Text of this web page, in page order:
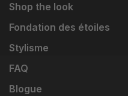
Shop the look
Fondation des étoiles
Stylisme
FAQ
Blogue